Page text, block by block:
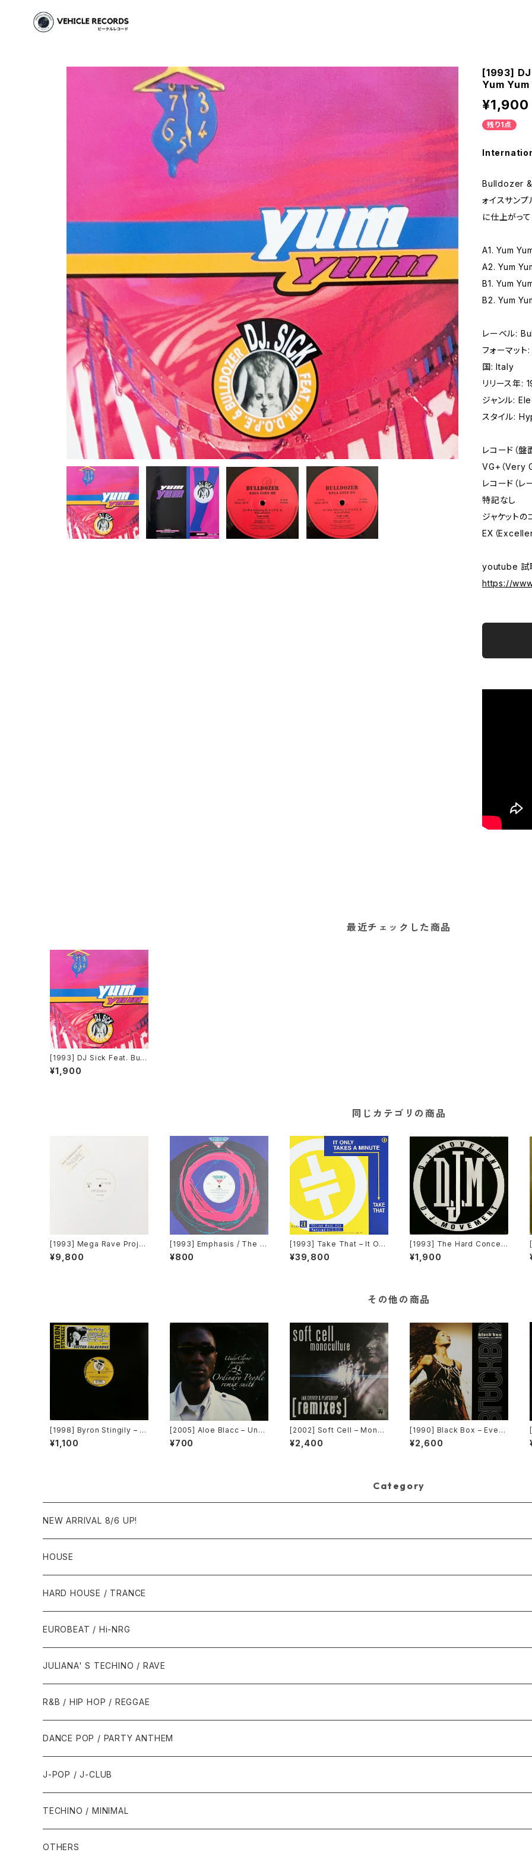
[1993]
Yum
¥1,900
残り1点
Bulldozer &
ォイスサン
に仕上がって
A1. Yum
A2. Yum
B1. Yum
B2. Yum
レーベル:
フォーマッ
国: Italy
リリース年:
ジャンル:
スタイル:
レコード（盤
VG+（Very
レコード（レ
特記なし
ジャケットの
EX（
youtube 試
https://
最近チェックした商品
[1993] DJ Sick Feat. Bull
dozer & Dr. D.O.P.E. – Yu
m Yum [Bulldozer Recor
¥1,900
同じカテゴリの商品
[1993] Mega Rave Proje
ct Produced By John Ro
binson – Rave Technopo
¥9,800
[1993] Emphasis / The M
anipulator – Goodbye Ba
by Say Goodbye / Do Ya
¥800
[1993] Take That – It Onl
y Takes A Minute (I.S.D.
Remix) [RCA]
¥39,800
[1993] The Hard Concert
– Rhythm Is Hard [DJ Mo
vement]
¥1,900
その他の商品
[1998] Byron Stingily – Y
ou Make Me Feel (Might
y Real) [Nervous Record
¥1,100
[2005] Aloe Blacc – Und
erClover Presents Ordin
ary People Remix Suite
¥700
[2002] Soft Cell – Monoc
ulture (Jan Driver & Play
group Remixes) [3 Lank
¥2,400
[1990] Black Box – Every
body, Everybody [Decon
struction]
¥2,600
Category
NEW ARRIVAL 8/6 UP!
HOUSE
1980年代
1987年・以前
1988年
1990年代
1990年
1991年
2000年代
2000年
2001年
2010年代
2010年
2011年
HARD HOUSE / TRANCE
1990年代
1994年・以前
1995年
2000年代
2000年
2001年
EUROBEAT / Hi-NRG
1980年代
1986年・以前
1987年
1990年代
1990年
1991年
2000年代
JULIANA' S TECHINO / RAVE
1990年代
1990年
1991年
2000年代
2000年
2001年
R&B / HIP HOP / REGGAE
1980年代
1985年・以前
1986年
1990年代
1990年
1991年
2000年代
2000年
DANCE POP / PARTY ANTHEM
1980年代
1988年・以前
1989年
1990年代
1990年
2000年代
J-POP / J-CLUB
1980年代
1990年代
TECHINO / MINIMAL
OTHERS